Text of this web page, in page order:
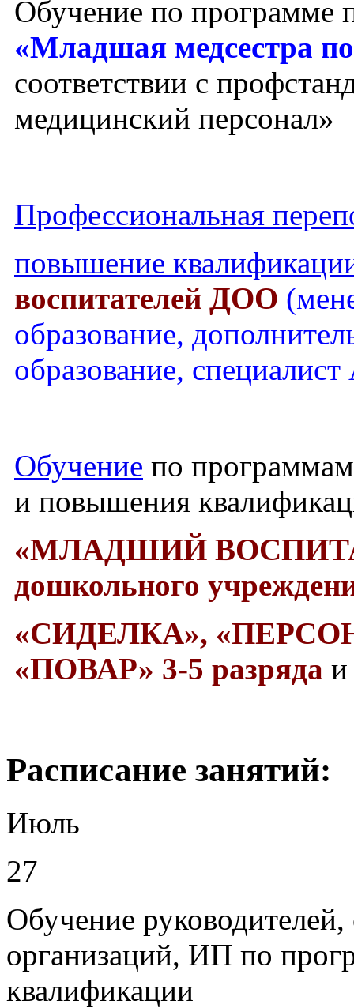
Обучение по программе
«Младшая медсестра
соответствии с
медицинский персонал»
Профессиональная
повышение
воспитателей ДОО
образование,
образование,
Обучение по
и повышения
«МЛАДШИЙ
дошкольного
«СИДЕЛКА»,
«ПОВАР» 3-5 разряда и
Раcписание занятий:
Июль
27
Обучение
организаций, ИП по
квалификации